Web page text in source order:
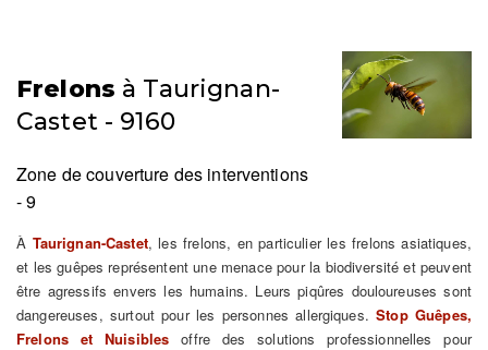
Frelons à Taurignan-
Castet - 9160
Zone de couverture des interventions
- 9
À Taurignan-Castet, les frelons, en particulier les frelons asiatiques,
et les guêpes représentent une menace pour la biodiversité et peuvent
être agressifs envers les humains. Leurs piqûres douloureuses sont
dangereuses, surtout pour les personnes allergiques.Stop Guêpes,
Frelons et Nuisibles offre des solutions professionnelles pour